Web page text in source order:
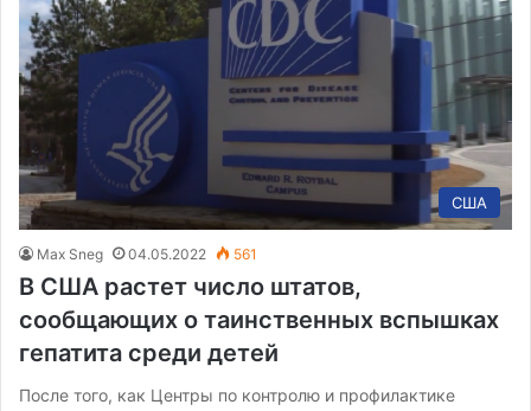
США
Max Sneg 04.05.2022 561
В США растет число штатов,
сообщающих о таинственных вспышках
гепатита среди детей
После того, как Центры по контролю и профилактике